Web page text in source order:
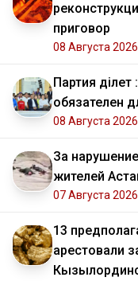
приговор
08 Августа
Партия
обязателен
08 Августа
За
жителей
07 Августа
13
арестовали